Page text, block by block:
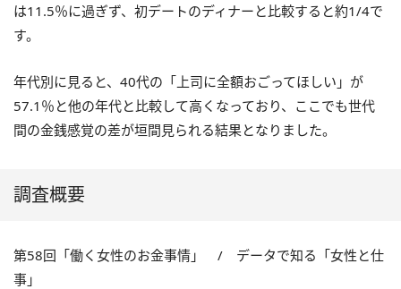
は11.5％に過ぎず、初デートのディナーと比較すると約1/4で
す。
年代別に見ると、40代の「上司に全額おごってほしい」が
57.1％と他の年代と比較して高くなっており、ここでも世代
間の金銭感覚の差が垣間見られる結果となりました。
調査概要
第58回「働く女性のお金事情」 / データで知る「女性と仕
事」